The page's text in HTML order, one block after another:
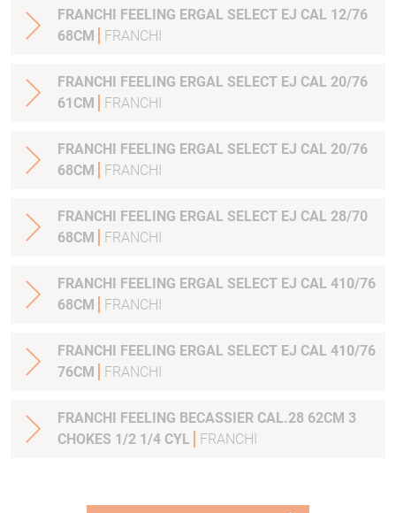
FRANCHI FEELING ERGAL SELECT EJ CAL 12/76
68CM
FRANCHI
FRANCHI FEELING ERGAL SELECT EJ CAL 20/76
61CM
FRANCHI
FRANCHI FEELING ERGAL SELECT EJ CAL 20/76
68CM
FRANCHI
FRANCHI FEELING ERGAL SELECT EJ CAL 28/70
68CM
FRANCHI
FRANCHI FEELING ERGAL SELECT EJ CAL 410/76
68CM
FRANCHI
FRANCHI FEELING ERGAL SELECT EJ CAL 410/76
76CM
FRANCHI
FRANCHI FEELING BECASSIER CAL.28 62CM 3
CHOKES 1/2 1/4 CYL
FRANCHI